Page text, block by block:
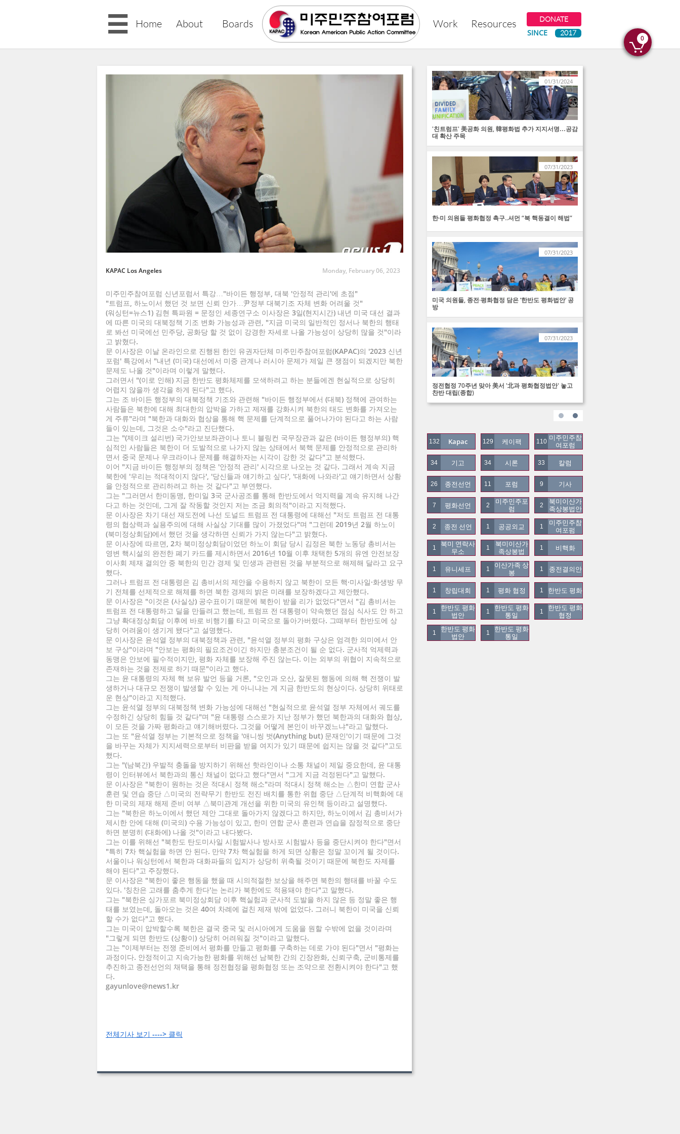
SINCE​ 2017
DONATE


0
Home About Boards Work Resources
'친트럼프' 美공화 의원, 韓평화법 추가 지지서명…공감
대 확산 주목
01/31/2024
한∙미 의원들 평화협정 촉구..셔먼 “북 핵동결이 해법”
07/31/2023
미국 의원들, 종전·평화협정 담은 ‘한반도 평화법안’ 공
방
07/31/2023
정전협정 70주년 맞아 美서 '北과 평화협정법안' 놓고
찬반 대립(종합)
07/31/2023
Monday, February 06, 2023
미주민주참여포럼 신년포럼서 특강…"바이든 행정부, 대북 '안정적 관리'에 초점"
"트럼프, 하노이서 했던 것 보면 신뢰 안가…尹정부 대북기조 자체 변화 어려울 것"
(워싱턴=뉴스1) 김현 특파원 = 문정인 세종연구소 이사장은 3일(현지시간) 내년 미국 대선 결과
에 따른 미국의 대북정책 기조 변화 가능성과 관련, "지금 미국의 일반적인 정서나 북한의 행태
로 봐선 미국에선 민주당, 공화당 할 것 없이 강경한 자세로 나올 가능성이 상당히 많을 것"이라
고 밝혔다.
문 이사장은 이날 온라인으로 진행된 한인 유권자단체 미주민주참여포럼(KAPAC)의 '2023 신년
포럼' 특강에서 "내년 (미국) 대선에서 미중 관계나 러시아 문제가 제일 큰 쟁점이 되겠지만 북한
문제도 나올 것"이라며 이렇게 말했다.
그러면서 "(이로 인해) 지금 한반도 평화체제를 모색하려고 하는 분들에겐 현실적으로 상당히
어렵지 않을까 생각을 하게 된다"고 했다.
그는 조 바이든 행정부의 대북정책 기조와 관련해 "바이든 행정부에서 (대북) 정책에 관여하는
사람들은 북한에 대해 최대한의 압박을 가하고 제재를 강화시켜 북한의 태도 변화를 가져오는
게 주류"라며 "북한과 대화와 협상을 통해 핵 문제를 단계적으로 풀어나가야 된다고 하는 사람
들이 있는데, 그것은 소수"라고 진단했다.
그는 "(제이크 설리번) 국가안보보좌관이나 토니 블링컨 국무장관과 같은 (바이든 행정부의) 핵
심적인 사람들은 북한이 더 도발적으로 나가지 않는 상태에서 북핵 문제를 안정적으로 관리하
면서 중국 문제나 우크라이나 문제를 해결하자는 시각이 강한 것 같다"고 분석했다.
이어 "지금 바이든 행정부의 정책은 '안정적 관리' 시각으로 나오는 것 같다. 그래서 계속 지금
북한에 '우리는 적대적이지 않다', '당신들과 얘기하고 싶다', '대화에 나와라'고 얘기하면서 상황
을 안정적으로 관리하려고 하는 것 같다"고 부연했다.
그는 "그러면서 한미동맹, 한미일 3국 군사공조를 통해 한반도에서 억지력을 계속 유지해 나간
다고 하는 것인데, 그게 잘 작동할 것인지 저는 조금 회의적"이라고 지적했다.
문 이사장은 차기 대선 재도전에 나선 도널드 트럼프 전 대통령에 대해선 "저도 트럼프 전 대통
령의 협상력과 실용주의에 대해 사실상 기대를 많이 가졌었다"며 "그런데 2019년 2월 하노이
(북미정상회담)에서 했던 것을 생각하면 신뢰가 가지 않는다"고 밝혔다.
문 이사장에 따르면, 2차 북미정상회담이었던 하노이 회담 당시 김정은 북한 노동당 총비서는
영변 핵시설의 완전한 폐기 카드를 제시하면서 2016년 10월 이후 채택한 5개의 유엔 안전보장
이사회 제재 결의안 중 북한의 민간 경제 및 민생과 관련된 것을 부분적으로 해제해 달라고 요구
했다.
그러나 트럼프 전 대통령은 김 총비서의 제안을 수용하지 않고 북한이 모든 핵·미사일·화생방 무
기 전체를 선제적으로 해체를 하면 북한 경제의 밝은 미래를 보장하겠다고 제안했다.
문 이사장은 "이것은 (사실상) 공수표이기 때문에 북한이 받을 리가 없었다"면서 "김 총비서는
트럼프 전 대통령하고 딜을 만들려고 했는데, 트럼프 전 대통령이 약속했던 점심 식사도 안 하고
그냥 확대정상회담 이후에 바로 비행기를 타고 미국으로 돌아가버렸다. 그때부터 한반도에 상
당히 어려움이 생기게 됐다"고 설명했다.
문 이사장은 윤석열 정부의 대북정책과 관련, "윤석열 정부의 평화 구상은 엄격한 의미에서 안
보 구상"이라며 "안보는 평화의 필요조건이긴 하지만 충분조건이 될 순 없다. 군사적 억제력과
동맹은 안보에 필수적이지만, 평화 자체를 보장해 주진 않는다. 이는 외부의 위협이 지속적으로
존재하는 것을 전제로 하기 때문"이라고 했다.
그는 윤 대통령의 자체 핵 보유 발언 등을 거론, "오인과 오산, 잘못된 행동에 의해 핵 전쟁이 발
생하거나 대규모 전쟁이 발생할 수 있는 게 아니냐는 게 지금 한반도의 현상이다. 상당히 위태로
운 현상"이라고 지적했다.
그는 윤석열 정부의 대북정책 변화 가능성에 대해선 "현실적으로 윤석열 정부 자체에서 궤도를
수정하긴 상당히 힘들 것 같다"며 "윤 대통령 스스로가 지난 정부가 했던 북한과의 대화와 협상,
이 모든 것을 가짜 평화라고 얘기해버렸다. 그것을 어떻게 본인이 바꾸겠느냐"라고 말했다.
그는 또 "윤석열 정부는 기본적으로 정책을 '애니씽 벗(Anything but) 문재인'이기 때문에 그것
을 바꾸는 자체가 지지세력으로부터 비판을 받을 여지가 있기 때문에 쉽지는 않을 것 같다"고도
했다.
그는 "(남북간) 우발적 충돌을 방지하기 위해선 핫라인이나 소통 채널이 제일 중요한데, 윤 대통
령이 인터뷰에서 북한과의 통신 채널이 없다고 했다"면서 "그게 지금 걱정된다"고 말했다.
문 이사장은 "북한이 원하는 것은 적대시 정책 해소"라며 적대시 정책 해소는 △한미 연합 군사
훈련 및 연습 중단 △미국의 전략무기 한반도 전진 배치를 통한 위협 중단 △단계적 비핵화에 대
한 미국의 제재 해제 준비 여부 △북미관계 개선을 위한 미국의 유인책 등이라고 설명했다.
그는 "북한은 하노이에서 했던 제안 그대로 돌아가지 않겠다고 하지만, 하노이에서 김 총비서가
제시한 안에 대해 (미국의) 수용 가능성이 있고, 한미 연합 군사 훈련과 연습을 잠정적으로 중단
하면 분명히 (대화에) 나올 것"이라고 내다봤다.
그는 이를 위해선 "북한도 탄도미사일 시험발사나 방사포 시험발사 등을 중단시켜야 한다"면서
"특히 7차 핵실험을 하면 안 된다. 만약 7차 핵실험을 하게 되면 상황은 정말 꼬이게 될 것이다.
서울이나 워싱턴에서 북한과 대화파들의 입지가 상당히 위축될 것이기 때문에 북한도 자제를
해야 된다"고 주장했다.
문 이사장은 "북한이 좋은 행동을 했을 때 시의적절한 보상을 해주면 북한의 행태를 바꿀 수도
있다. '칭찬은 고래를 춤추게 한다'는 논리가 북한에도 적용돼야 한다"고 말했다.
그는 "북한은 싱가포르 북미정상회담 이후 핵실험과 군사적 도발을 하지 않은 등 정말 좋은 행
태를 보였는데, 돌아오는 것은 40여 차례에 걸친 제재 밖에 없었다. 그러니 북한이 미국을 신뢰
할 수가 없다"고 했다.
그는 미국이 압박할수록 북한은 결국 중국 및 러시아에게 도움을 원할 수밖에 없을 것이라며
"그렇게 되면 한반도 (상황이) 상당히 어려워질 것"이라고 말했다.
그는 "이제부터는 전쟁 준비에서 평화를 만들고 평화를 구축하는 데로 가야 된다"면서 "평화는
과정이다. 안정적이고 지속가능한 평화를 위해선 남북한 간의 긴장완화, 신뢰구축, 군비통제를
추진하고 종전선언의 채택을 통해 정전협정을 평화협정 또는 조약으로 전환시켜야 한다"고 했
다.
gayunlove@news1.kr
전체기사 보기 ----> 클릭
KAPAC Los Angeles
Kapac
132 케이팩
129
미주민주참
여포럼
110
기고
34 시론
34 칼럼
33
종전선언
26 포럼
11 기사
9
평화선언
7
미주민주포
럼
2
북미이산가
족상봉법안
2
종전 선언
2 공공외교
1
미주민주참
여포펌
1
북미 연락사
무소
1
북미이산가
족상봉법
1 비핵화
1
유니세프
1
이산가족 상
봉
1 종전결의안
1
창립대회
1 평화 협정
1 한반도 평화
1
한반도 평화
법안
1
한반도 평화
통일
1
한반도 평화
협정
1
한반도 평화
법안
1
한반도 평화
통일
1